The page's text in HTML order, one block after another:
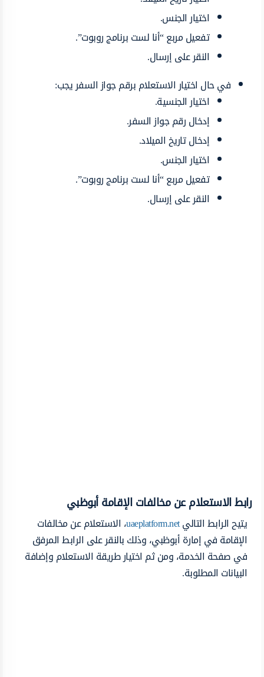
اختيار الجنس.
تفعيل مربع “أنا لست برنامج روبوت”.
النقر على إرسال.
في حال اختيار الاستعلام برقم جواز السفر يجب:
اختيار الجنسية.
إدخال رقم جواز السفر.
إدخال تاريخ الميلاد.
اختيار الجنس.
تفعيل مربع “أنا لست برنامج روبوت”.
النقر على إرسال.
رابط الاستعلام عن مخالفات الإقامة أبوظبي
يتيح الرابط التاليuaeplatform.net، الاستعلام عن مخالفات
الإقامة في إمارة أبوظبي، وذلك بالنقر على الرابط المرفق
في صفحة الخدمة، ومن ثم اختيار طريقة الاستعلام وإضافة
البيانات المطلوبة.